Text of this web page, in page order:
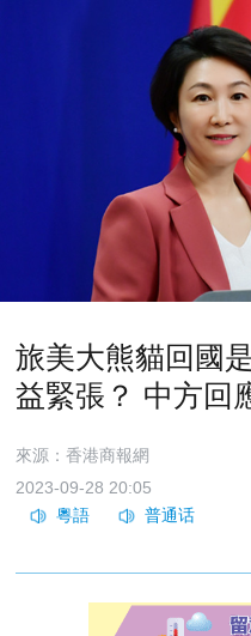
旅美大熊貓回國
益緊張？ 中方回
來源：香港商報網
2023-09-28 20:05